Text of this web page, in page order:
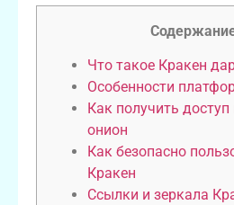
Что такое Кракен
Особенности
Как получить
онион
Как безопасно
Кракен
Ссылки и зеркала